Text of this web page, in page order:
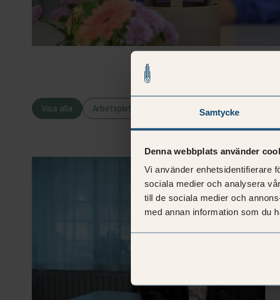
Samtycke
Denna webbplats använder
Vi använder enhetsidentifierare
sociala medier och analysera
till de sociala medier och
med annan information som du
Visa alla Arbetsplats Arbetsliv